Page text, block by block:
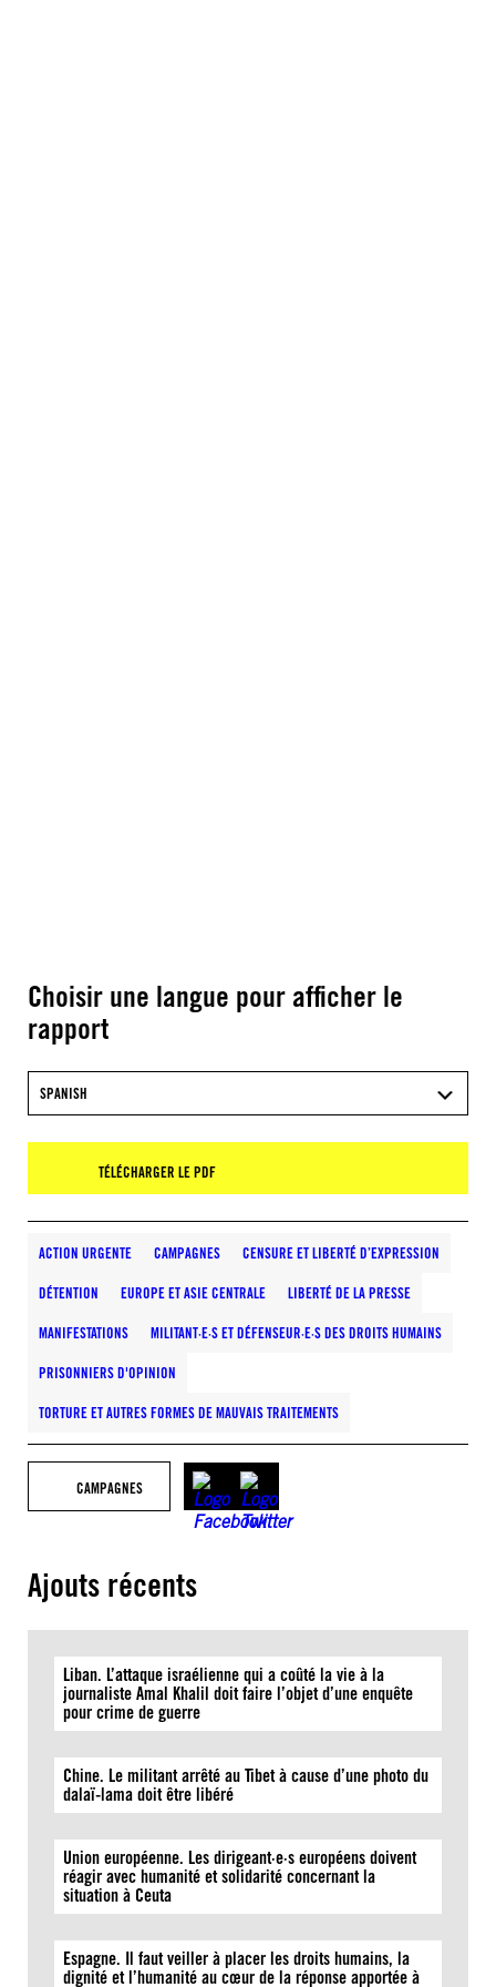
Choisir une langue pour afficher le
rapport
SPANISH
TÉLÉCHARGER LE PDF
ACTION URGENTE CAMPAGNES CENSURE ET LIBERTÉ D’EXPRESSION
DÉTENTION EUROPE ET ASIE CENTRALE LIBERTÉ DE LA PRESSE
MANIFESTATIONS MILITANT·E·S ET DÉFENSEUR·E·S DES DROITS HUMAINS
PRISONNIERS D'OPINION
TORTURE ET AUTRES FORMES DE MAUVAIS TRAITEMENTS
CAMPAGNES
Ajouts récents
Liban. L’attaque israélienne qui a coûté la vie à la
journaliste Amal Khalil doit faire l’objet d’une enquête
pour crime de guerre
Chine. Le militant arrêté au Tibet à cause d’une photo du
dalaï-lama doit être libéré
Union européenne. Les dirigeant·e·s européens doivent
réagir avec humanité et solidarité concernant la
situation à Ceuta
Espagne. Il faut veiller à placer les droits humains, la
dignité et l’humanité au cœur de la réponse apportée à